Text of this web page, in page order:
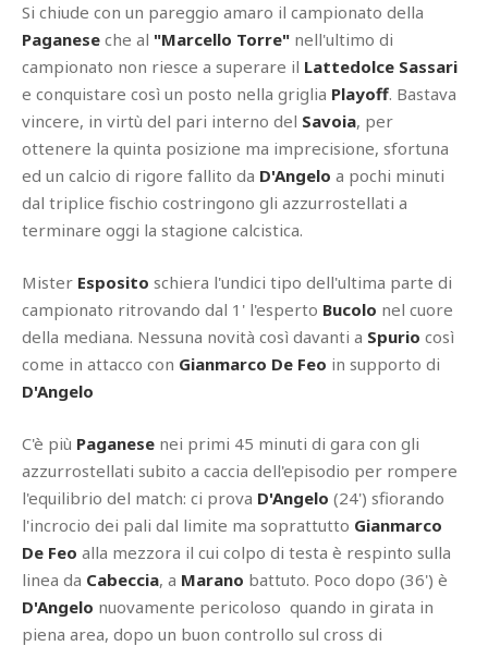
Si chiude con un pareggio amaro il campionato della
Paganese che al "Marcello Torre" nell'ultimo di
campionato non riesce a superare il Lattedolce Sassari
e conquistare così un posto nella griglia Playoff. Bastava
vincere, in virtù del pari interno del Savoia, per
ottenere la quinta posizione ma imprecisione, sfortuna
ed un calcio di rigore fallito da D'Angelo a pochi minuti
dal triplice fischio costringono gli azzurrostellati a
terminare oggi la stagione calcistica.
Mister Esposito schiera l'undici tipo dell'ultima parte di
campionato ritrovando dal 1' l'esperto Bucolo nel cuore
della mediana. Nessuna novità così davanti a Spurio così
come in attacco con Gianmarco De Feo in supporto di
D'Angelo
C'è più Paganese nei primi 45 minuti di gara con gli
azzurrostellati subito a caccia dell'episodio per rompere
l'equilibrio del match: ci prova D'Angelo (24') sfiorando
l'incrocio dei pali dal limite ma soprattutto Gianmarco
De Feo alla mezzora il cui colpo di testa è respinto sulla
linea da Cabeccia, a Marano battuto. Poco dopo (36') è
D'Angelo nuovamente pericoloso quando in girata in
piena area, dopo un buon controllo sul cross di